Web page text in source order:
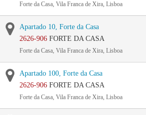
Forte da Casa, Vila Franca de Xira, Lisboa
Apartado 10, Forte da Casa
2626-906 FORTE DA CASA
Forte da Casa, Vila Franca de Xira, Lisboa
Apartado 100, Forte da Casa
2626-906 FORTE DA CASA
Forte da Casa, Vila Franca de Xira, Lisboa